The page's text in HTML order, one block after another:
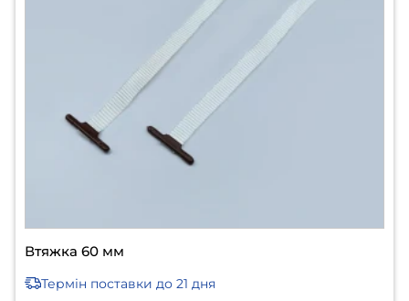
Втяжка 60 мм
Термін поставки до 21 дня